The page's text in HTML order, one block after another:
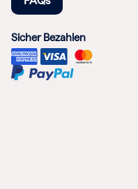
Sicher Bezahlen